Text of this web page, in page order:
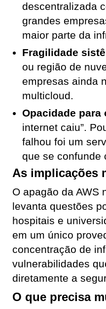
descentralizada
grandes
maior parte da
Fragilidade
ou região de
empresas ainda
multicloud.
Opacidade para
internet caiu”.
falhou foi um
que se confunde
As implicações
O apagão da AWS
levanta questões
hospitais e
em um único
concentração de
vulnerabilidades
diretamente a
O que precisa